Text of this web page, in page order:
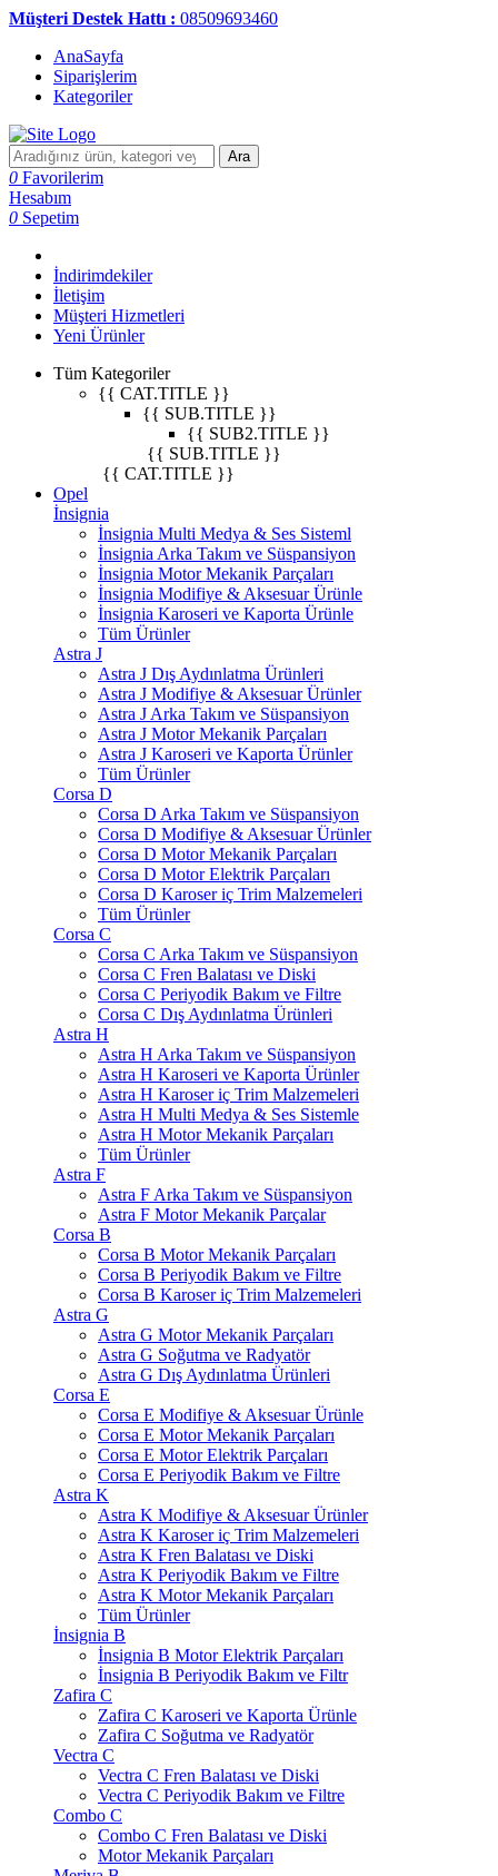
Müşteri Destek Hattı : 08509693460
AnaSayfa
Siparişlerim
Kategoriler
Ara
0 Favorilerim
Hesabım
0 Sepetim
İndirimdekiler
İletişim
Müşteri Hizmetleri
Yeni Ürünler
Tüm Kategoriler
{{ CAT.TITLE }}
{{ SUB.TITLE }}
{{ SUB2.TITLE }}
{{ SUB.TITLE }}
{{ CAT.TITLE }}
Opel
İnsignia
İnsignia Multi Medya & Ses Sisteml
İnsignia Arka Takım ve Süspansiyon
İnsignia Motor Mekanik Parçaları
İnsignia Modifiye & Aksesuar Ürünle
İnsignia Karoseri ve Kaporta Ürünle
Tüm Ürünler
Astra J
Astra J Dış Aydınlatma Ürünleri
Astra J Modifiye & Aksesuar Ürünler
Astra J Arka Takım ve Süspansiyon
Astra J Motor Mekanik Parçaları
Astra J Karoseri ve Kaporta Ürünler
Tüm Ürünler
Corsa D
Corsa D Arka Takım ve Süspansiyon
Corsa D Modifiye & Aksesuar Ürünler
Corsa D Motor Mekanik Parçaları
Corsa D Motor Elektrik Parçaları
Corsa D Karoser iç Trim Malzemeleri
Tüm Ürünler
Corsa C
Corsa C Arka Takım ve Süspansiyon
Corsa C Fren Balatası ve Diski
Corsa C Periyodik Bakım ve Filtre
Corsa C Dış Aydınlatma Ürünleri
Astra H
Astra H Arka Takım ve Süspansiyon
Astra H Karoseri ve Kaporta Ürünler
Astra H Karoser iç Trim Malzemeleri
Astra H Multi Medya & Ses Sistemle
Astra H Motor Mekanik Parçaları
Tüm Ürünler
Astra F
Astra F Arka Takım ve Süspansiyon
Astra F Motor Mekanik Parçalar
Corsa B
Corsa B Motor Mekanik Parçaları
Corsa B Periyodik Bakım ve Filtre
Corsa B Karoser iç Trim Malzemeleri
Astra G
Astra G Motor Mekanik Parçaları
Astra G Soğutma ve Radyatör
Astra G Dış Aydınlatma Ürünleri
Corsa E
Corsa E Modifiye & Aksesuar Ürünle
Corsa E Motor Mekanik Parçaları
Corsa E Motor Elektrik Parçaları
Corsa E Periyodik Bakım ve Filtre
Astra K
Astra K Modifiye & Aksesuar Ürünler
Astra K Karoser iç Trim Malzemeleri
Astra K Fren Balatası ve Diski
Astra K Periyodik Bakım ve Filtre
Astra K Motor Mekanik Parçaları
Tüm Ürünler
İnsignia B
İnsignia B Motor Elektrik Parçaları
İnsignia B Periyodik Bakım ve Filtr
Zafira C
Zafira C Karoseri ve Kaporta Ürünle
Zafira C Soğutma ve Radyatör
Vectra C
Vectra C Fren Balatası ve Diski
Vectra C Periyodik Bakım ve Filtre
Combo C
Combo C Fren Balatası ve Diski
Motor Mekanik Parçaları